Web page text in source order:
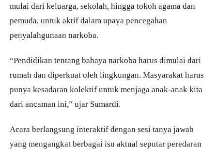
mulai dari keluarga, sekolah, hingga tokoh agama dan
pemuda, untuk aktif dalam upaya pencegahan
penyalahgunaan narkoba.
“Pendidikan tentang bahaya narkoba harus dimulai dari
rumah dan diperkuat oleh lingkungan. Masyarakat harus
punya kesadaran kolektif untuk menjaga anak-anak kita
dari ancaman ini,” ujar Sumardi.
Acara berlangsung interaktif dengan sesi tanya jawab
yang mengangkat berbagai isu aktual seputar peredaran